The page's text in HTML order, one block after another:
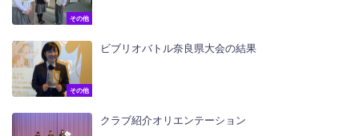
その他
その他
ビブリオバトル奈良県大会の結果
クラブ紹介オリエンテーション